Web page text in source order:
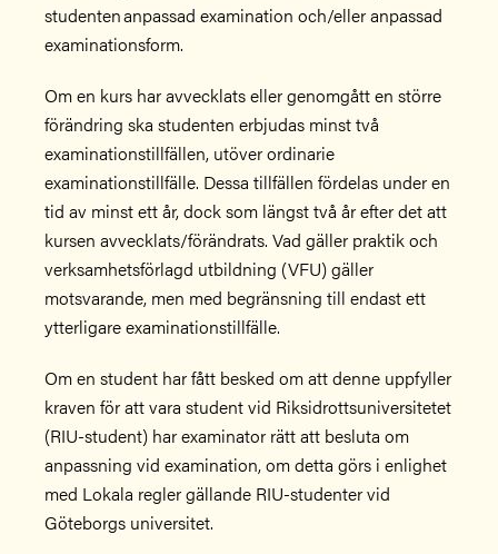
studenten anpassad examination och/eller anpassad
examinationsform.
Om en kurs har avvecklats eller genomgått en större
förändring ska studenten erbjudas minst två
examinationstillfällen, utöver ordinarie
examinationstillfälle. Dessa tillfällen fördelas under en
tid av minst ett år, dock som längst två år efter det att
kursen avvecklats/förändrats. Vad gäller praktik och
verksamhetsförlagd utbildning (VFU) gäller
motsvarande, men med begränsning till endast ett
ytterligare examinationstillfälle.
Om en student har fått besked om att denne uppfyller
kraven för att vara student vid Riksidrottsuniversitetet
(RIU-student) har examinator rätt att besluta om
anpassning vid examination, om detta görs i enlighet
med Lokala regler gällande RIU-studenter vid
Göteborgs universitet.